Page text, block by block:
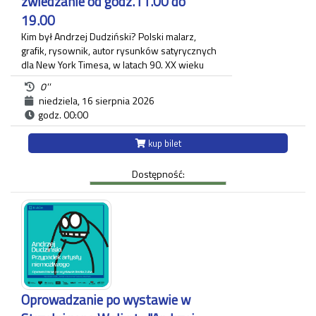
19.00
Kim był Andrzej Dudziński? Polski malarz,
grafik, rysownik, autor rysunków satyrycznych
dla New York Timesa, w latach 90. XX wieku
związany z krakowskim "Tygodnikiem
Powszechnym", gdzie zamieszczał regularnie
komentarz polityczny. Na wystawie pt.:
"Andrzej Dudziński. Przypadek artysty
niemożliwego" zaprezentowane zostały
różnorodne prace artysty.
na Woli przy ul. Królowej Jadwigi 220 oraz w
Willi Decjusza (parter), gdzie zgromadzone
zostały projekty graficzne, plakaty, okładki i
ilustracja prasowa autora.
Każdy uczestnik zwiedzania jest zobowiązany do
posiadania własnego biletu.
*Ostatnie wejście na zwiedzanie odbywa się
najpóźniej 45 minut przed zamknięciem.
0''
niedziela, 16 sierpnia 2026
godz. 00:00
kup bilet
Dostępność:
Oprowadzanie po wystawie w